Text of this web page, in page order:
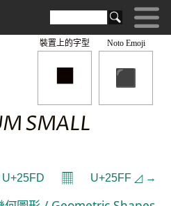
Noto Emoji
◾
裝置上的字型
SMALL
U+25FD 𝄜 U+25FF ◿ →